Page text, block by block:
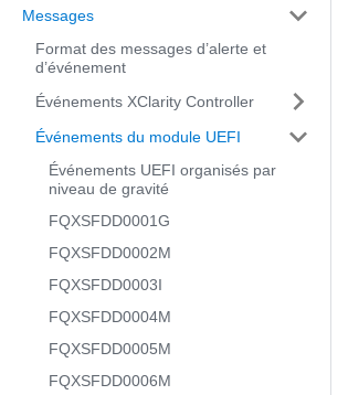
Messages
Format des messages d’alerte et
d’événement
Événements XClarity Controller
Événements du module UEFI
Événements UEFI organisés par
niveau de gravité
FQXSFDD0001G
FQXSFDD0002M
FQXSFDD0003I
FQXSFDD0004M
FQXSFDD0005M
FQXSFDD0006M